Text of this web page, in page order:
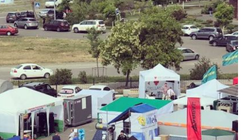
Івано-Франківськ
Львів
Вінниця